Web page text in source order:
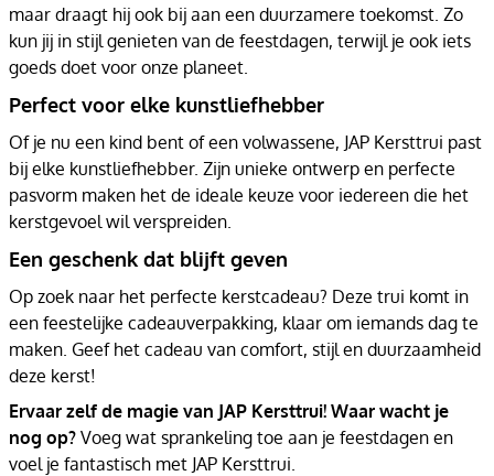
maar draagt hij ook bij aan een duurzamere toekomst. Zo
kun jij in stijl genieten van de feestdagen, terwijl je ook iets
goeds doet voor onze planeet.
Perfect voor elke kunstliefhebber
Of je nu een kind bent of een volwassene, JAP Kersttrui past
bij elke kunstliefhebber. Zijn unieke ontwerp en perfecte
pasvorm maken het de ideale keuze voor iedereen die het
kerstgevoel wil verspreiden.
Een geschenk dat blijft geven
Op zoek naar het perfecte kerstcadeau? Deze trui komt in
een feestelijke cadeauverpakking, klaar om iemands dag te
maken. Geef het cadeau van comfort, stijl en duurzaamheid
deze kerst!
Ervaar zelf de magie van JAP Kersttrui! Waar wacht je
nog op? Voeg wat sprankeling toe aan je feestdagen en
voel je fantastisch met JAP Kersttrui.